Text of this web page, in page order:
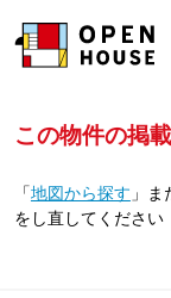
この物件の掲
「地図から探す 」 ま
をし直してください